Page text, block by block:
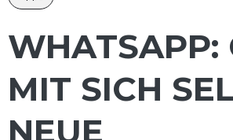
WHATSAPP:
MIT SICH
NEUE